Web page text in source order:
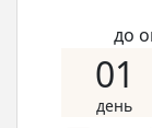
до
01